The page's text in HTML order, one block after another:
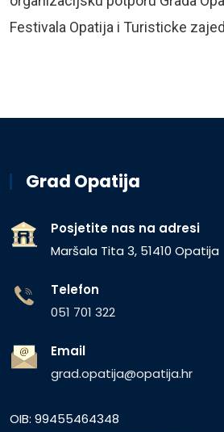
Festivala Opatija i Turisticke
Grad Opatija
Posjetite nas na adresi
Maršala Tita 3, 51410 Opatija
Telefon
051 701 322
Email
grad.opatija@opatija.hr
OIB: 99455464348